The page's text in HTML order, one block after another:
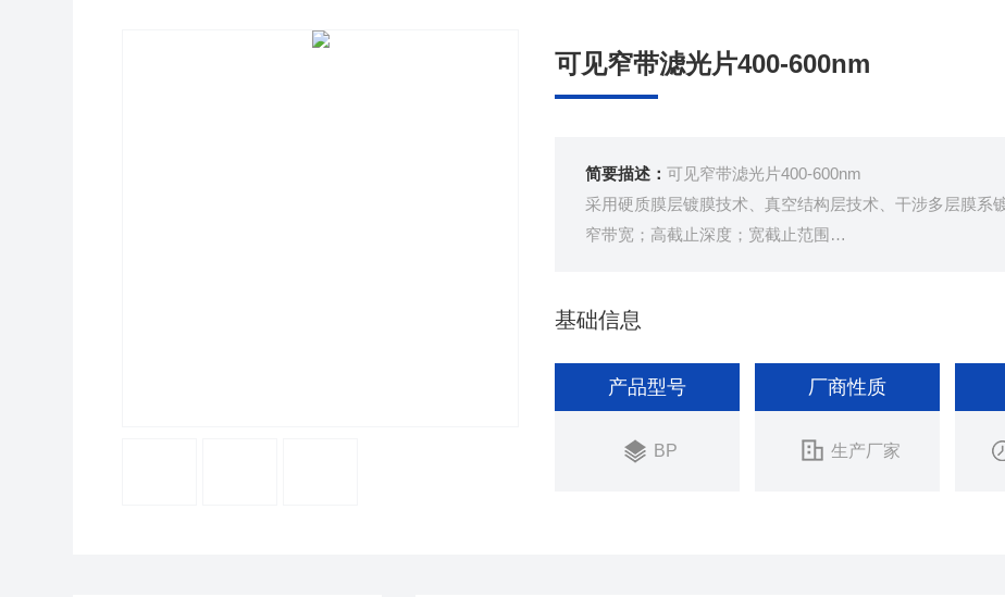
可见窄带滤光片400-600nm
简要描述：可见窄带滤光片400-600nm
采用硬质膜层镀膜技术、真空结构层技术、干涉多层膜系
窄带宽；高截止深度；宽截止范围
基础信息
产品型号
BP
厂商性质
生产厂家